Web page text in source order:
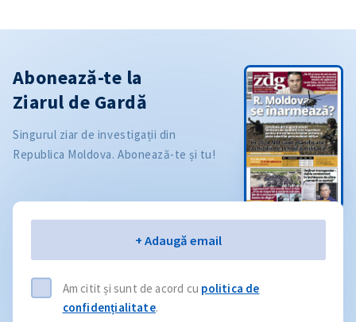
Abonează-te la
Ziarul de Gardă
Singurul ziar de investigații din
Republica Moldova. Abonează-te și tu!
+ Adaugă email
Am citit și sunt de acord cu politica de
confidențialitate.